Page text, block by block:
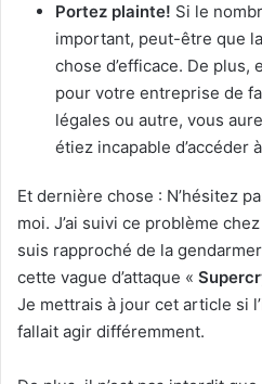
Portez plainte! Si le
important, peut-être que
chose d’efficace. De plus,
pour votre entreprise de
légales ou autre, vous
étiez incapable d’accéder
Et dernière chose : N’hésitez
moi. J’ai suivi ce problème
suis rapproché de la
cette vague d’attaque «
Je mettrais à jour cet article si
fallait agir différemment.